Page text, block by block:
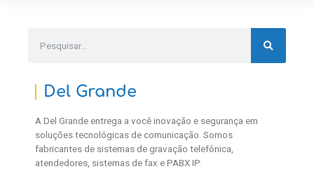
Del Grande
A Del Grande entrega a você inovação e segurança em
soluções tecnológicas de comunicação. Somos
fabricantes de sistemas de gravação telefônica,
atendedores, sistemas de fax e PABX IP.